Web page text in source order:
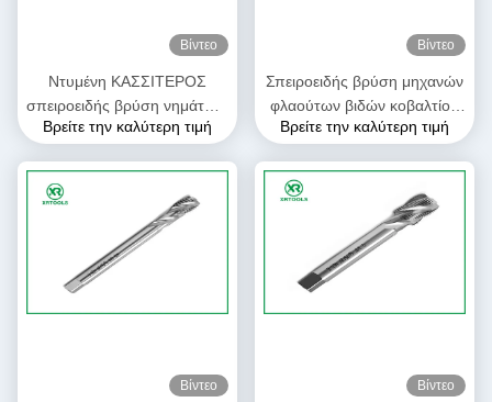
Βίντεο
Ντυμένη ΚΑΣΣΙΤΕΡΟΣ
σπειροειδής βρύση νημάτων,
βρύσες ενθέτων νημάτων
Βρείτε την καλύτερη τιμή
Βίντεο
Σπειροειδής βρύση μηχανών
φλαούτων βιδών κοβαλτίου
M35 HSS DIN371
Βρείτε την καλύτερη τιμή
Βίντεο Βίντεο